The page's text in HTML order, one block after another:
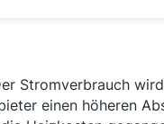
Stromverbrauch
einen höheren